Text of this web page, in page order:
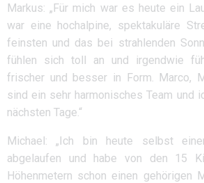
Markus: „Für mich war es heute ein
war eine hochalpine, spektakuläre
feinsten und das bei strahlenden
fühlen sich toll an und irgendwie
frischer und besser in Form. Marco,
sind ein sehr harmonisches Team und
nächsten Tage.“
Michael: „Ich bin heute selbst
abgelaufen und habe von den 15
Höhenmetern schon einen gehörigen